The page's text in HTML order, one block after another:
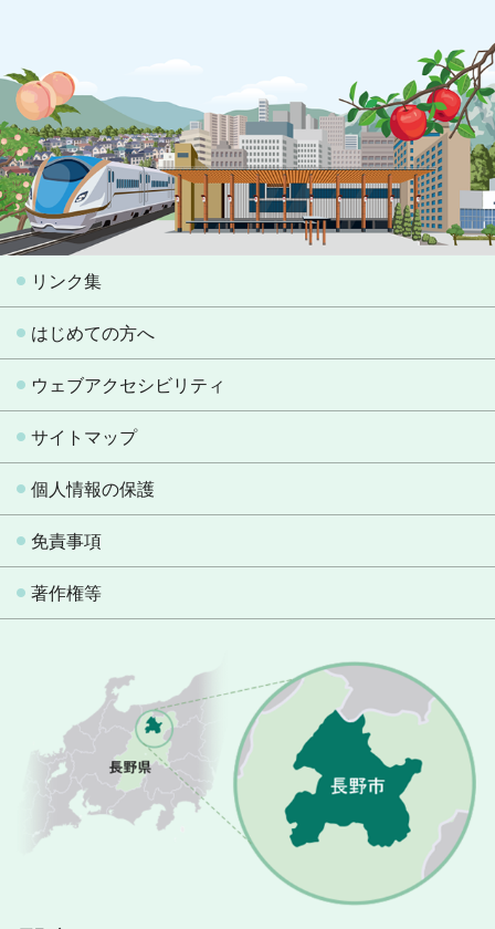
リンク集
はじめての方へ
ウェブアクセシビリティ
サイトマップ
個人情報の保護
免責事項
著作権等